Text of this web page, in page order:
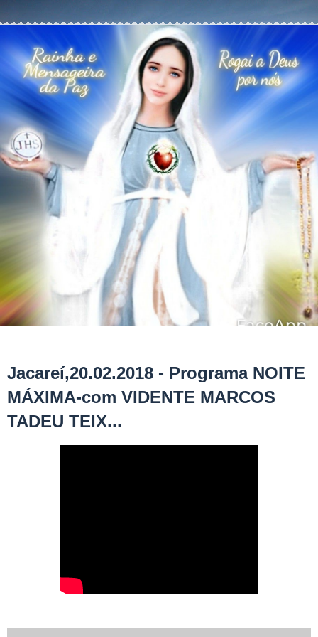
Jacareí,20.02.2018 - Programa NOITE
MÁXIMA-com VIDENTE MARCOS
TADEU TEIX...